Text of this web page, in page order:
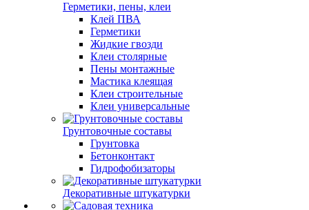
Герметики, пены, клеи
Клей ПВА
Герметики
Жидкие гвозди
Клеи столярные
Пены монтажные
Мастика клеящая
Клеи строительные
Клеи универсальные
Грунтовочные составы
Грунтовка
Бетонконтакт
Гидрофобизаторы
Декоративные штукатурки